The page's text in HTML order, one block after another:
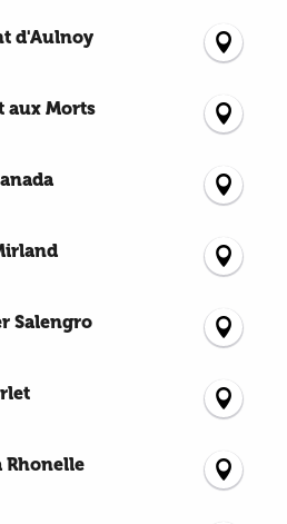
d'Aulnoy
aux Morts
Salengro
Rhonelle